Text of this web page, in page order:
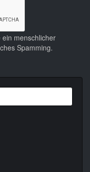
menschlicher
Spamming.